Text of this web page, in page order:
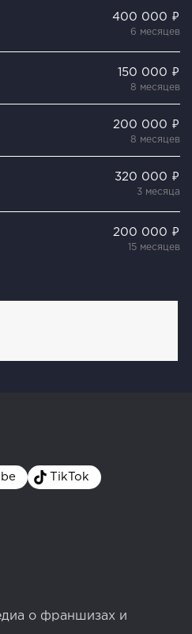
400 000 ₽
6 месяцев
150 000 ₽
8 месяцев
200 000 ₽
8 месяцев
320 000 ₽
3 месяца
200 000 ₽
15 месяцев
TikTok
о франшизах и